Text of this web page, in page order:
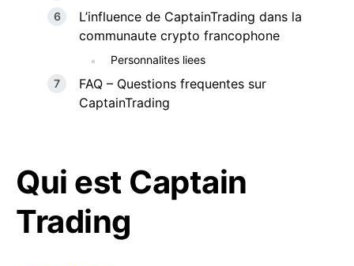
L’influence de CaptainTrading dans la
communaute crypto francophone
Personnalites liees
FAQ – Questions frequentes sur
CaptainTrading
Qui est Captain
Trading